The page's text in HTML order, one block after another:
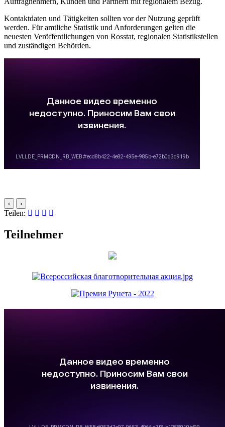
Kontaktdaten und Tätigkeiten sollten vor der Nutzung geprüft
werden. Für amtliche Statistik und Anforderungen gelten die
neuesten Veröffentlichungen von Rosstat, regionalen Statistikstellen
und zuständigen Behörden.
‹ ›
Teilen:
Teilnehmer